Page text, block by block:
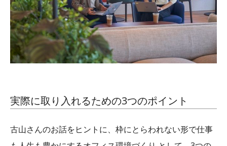
実際に取り入れるための3つのポイント
古山さんのお話をヒントに、枠にとらわれない形で仕事